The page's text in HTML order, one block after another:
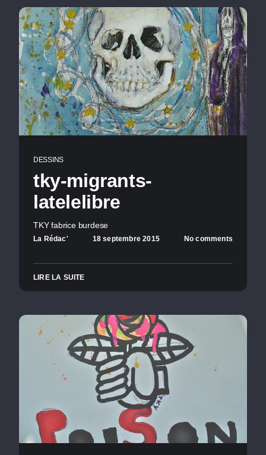
DESSINS
tky-migrants-
latelelibre
TKY fabrice burdese
La Rédac' 18 septembre 2015 No comments
LIRE LA SUITE